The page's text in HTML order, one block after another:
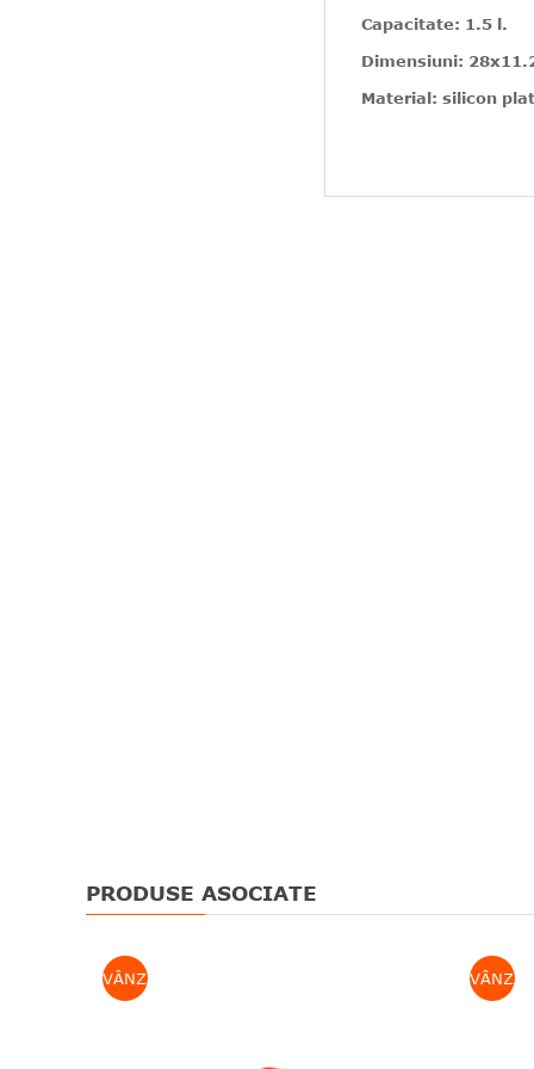
Capacitate: 1.5 l.
Dimensiuni:
Material: silicon
PRODUSE ASOCIATE
VÂNZARE VÂNZARE